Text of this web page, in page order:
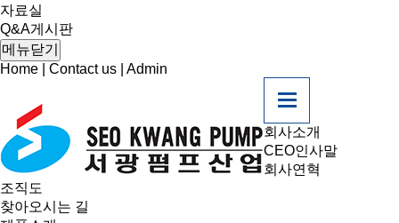
자료실
Q&A게시판
메뉴닫기
Home
Contact us Admin
회사소개
CEO인사말
회사연혁
조직도
찾아오시는 길